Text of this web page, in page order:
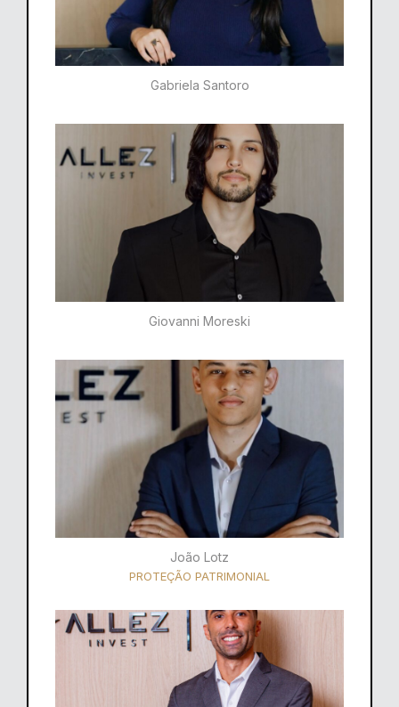
Gabriela Santoro​
Giovanni Moreski
João Lotz
PROTEÇÃO PATRIMONIAL